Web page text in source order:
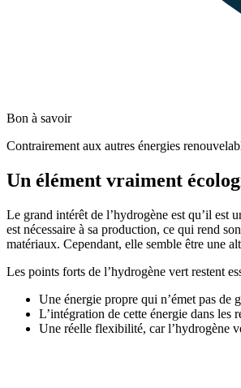
Bon à savoir
Contrairement aux autres énergies
Un élément vraiment
Le grand intérêt de l’hydrogène est qu’il est
est nécessaire à sa production, ce qui rend
matériaux. Cependant, elle semble être une
Les points forts de l’hydrogène vert restent
Une énergie propre qui n’émet pas de
L’intégration de cette énergie dans les
Une réelle flexibilité, car l’hydrogène